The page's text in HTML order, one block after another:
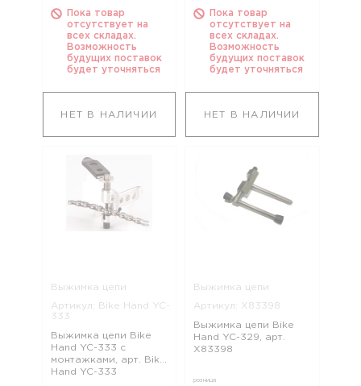
Пока товар
отсутствует на
всех складах.
Возможность
будущих поставок
будет уточняться
НЕТ В НАЛИЧИИ
Пока товар
отсутствует на
всех складах.
Возможность
будущих поставок
будет уточняться
НЕТ В НАЛИЧИИ
Выжимка цепи
Артикул: Bike Hand YC-
333
Выжимка цепи Bike
Hand YC-333 с
монтажками, арт. Bike
Hand YC-333
Выжимка цепи
Артикул: Х83398
Выжимка цепи Bike
Hand YC-329, арт.
Х83398
розница